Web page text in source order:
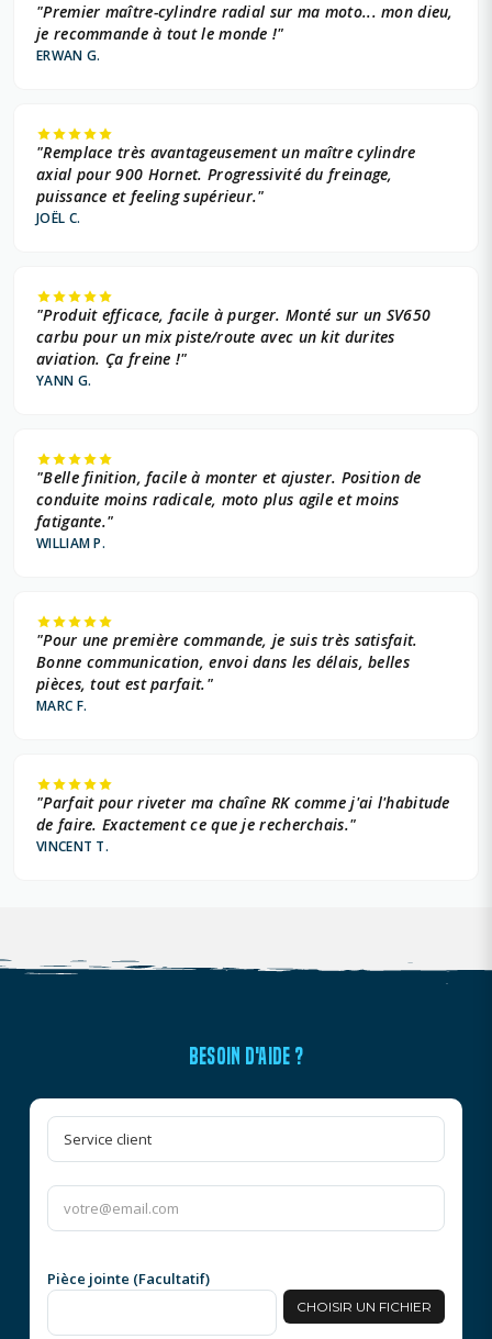
"Premier maître-cylindre radial sur ma moto... mon dieu,
je recommande à tout le monde !"
ERWAN G.
"Remplace très avantageusement un maître cylindre
axial pour 900 Hornet. Progressivité du freinage,
puissance et feeling supérieur."
JOËL C.
"Produit efficace, facile à purger. Monté sur un SV650
carbu pour un mix piste/route avec un kit durites
aviation. Ça freine !"
YANN G.
"Belle finition, facile à monter et ajuster. Position de
conduite moins radicale, moto plus agile et moins
fatigante."
WILLIAM P.
"Pour une première commande, je suis très satisfait.
Bonne communication, envoi dans les délais, belles
pièces, tout est parfait."
MARC F.
"Parfait pour riveter ma chaîne RK comme j'ai l'habitude
de faire. Exactement ce que je recherchais."
VINCENT T.
BESOIN D'AIDE ?
Pièce jointe (Facultatif)
CHOISIR UN FICHIER